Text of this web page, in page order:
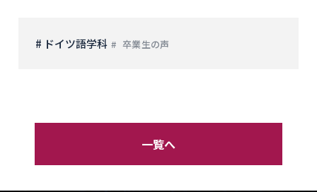
# ドイツ語学科 卒業生の声
一覧へ